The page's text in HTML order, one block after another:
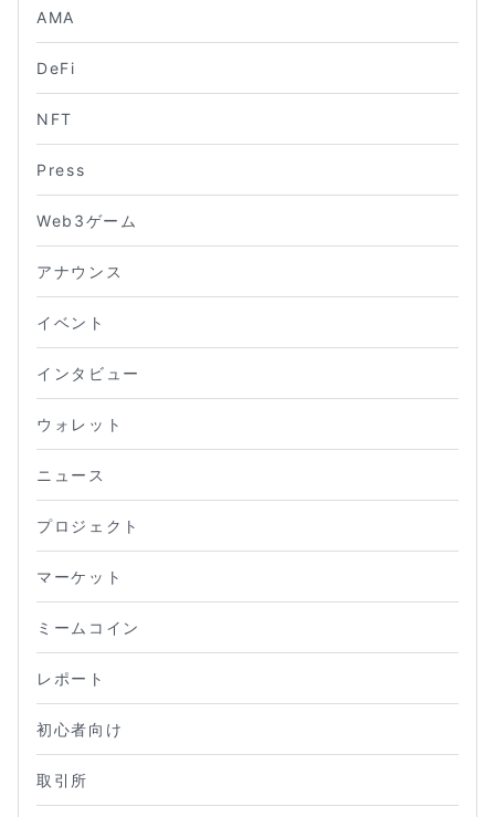
AMA
DeFi
NFT
Press
Web3ゲーム
アナウンス
イベント
インタビュー
ウォレット
ニュース
プロジェクト
マーケット
ミームコイン
レポート
初心者向け
取引所